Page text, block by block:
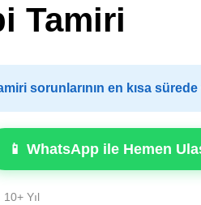
Tamiri
sorunlarının en kısa
📱 WhatsApp ile Hemen
10+ Yıl